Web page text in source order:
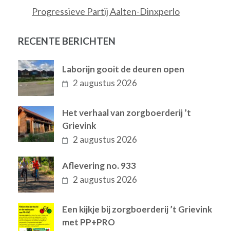
Progressieve Partij Aalten-Dinxperlo
RECENTE BERICHTEN
Laborijn gooit de deuren open
2 augustus 2026
Het verhaal van zorgboerderij ’t
Grievink
2 augustus 2026
Aflevering no. 933
2 augustus 2026
Een kijkje bij zorgboerderij ’t Grievink
met PP+PRO